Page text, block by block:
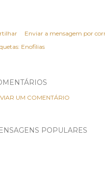
Enviar a mensagem por
Enofilias
UM COMENTÁRIO
POPULARES